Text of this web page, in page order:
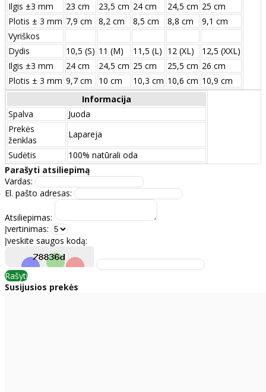
Ilgis ±3 mm
23 cm 23,5 cm 24 cm 24,5 cm 25 cm
Plotis ± 3 mm 7,9 cm 8,2 cm 8,5 cm 8,8 cm
9,1 cm
Vyriškos
Dydis
10,5 (S) 11 (M) 11,5 (L) 12 (XL)
12,5 (XXL)
Ilgis ±3 mm
24 сm 24,5 сm 25 сm 25,5 сm 26 сm
Plotis ± 3 mm 9,7 сm 10 сm 10,3 сm 10,6 сm 10,9 сm
Informacija
Spalva
Juoda
Prekės
ženklas
Lapareja
Sudėtis
100% natūrali oda
Parašyti atsiliepimą
Vardas:
El. pašto adresas:
Atsiliepimas:
Įvertinimas:
Įveskite saugos kodą:
Rašyti
Susijusios prekės